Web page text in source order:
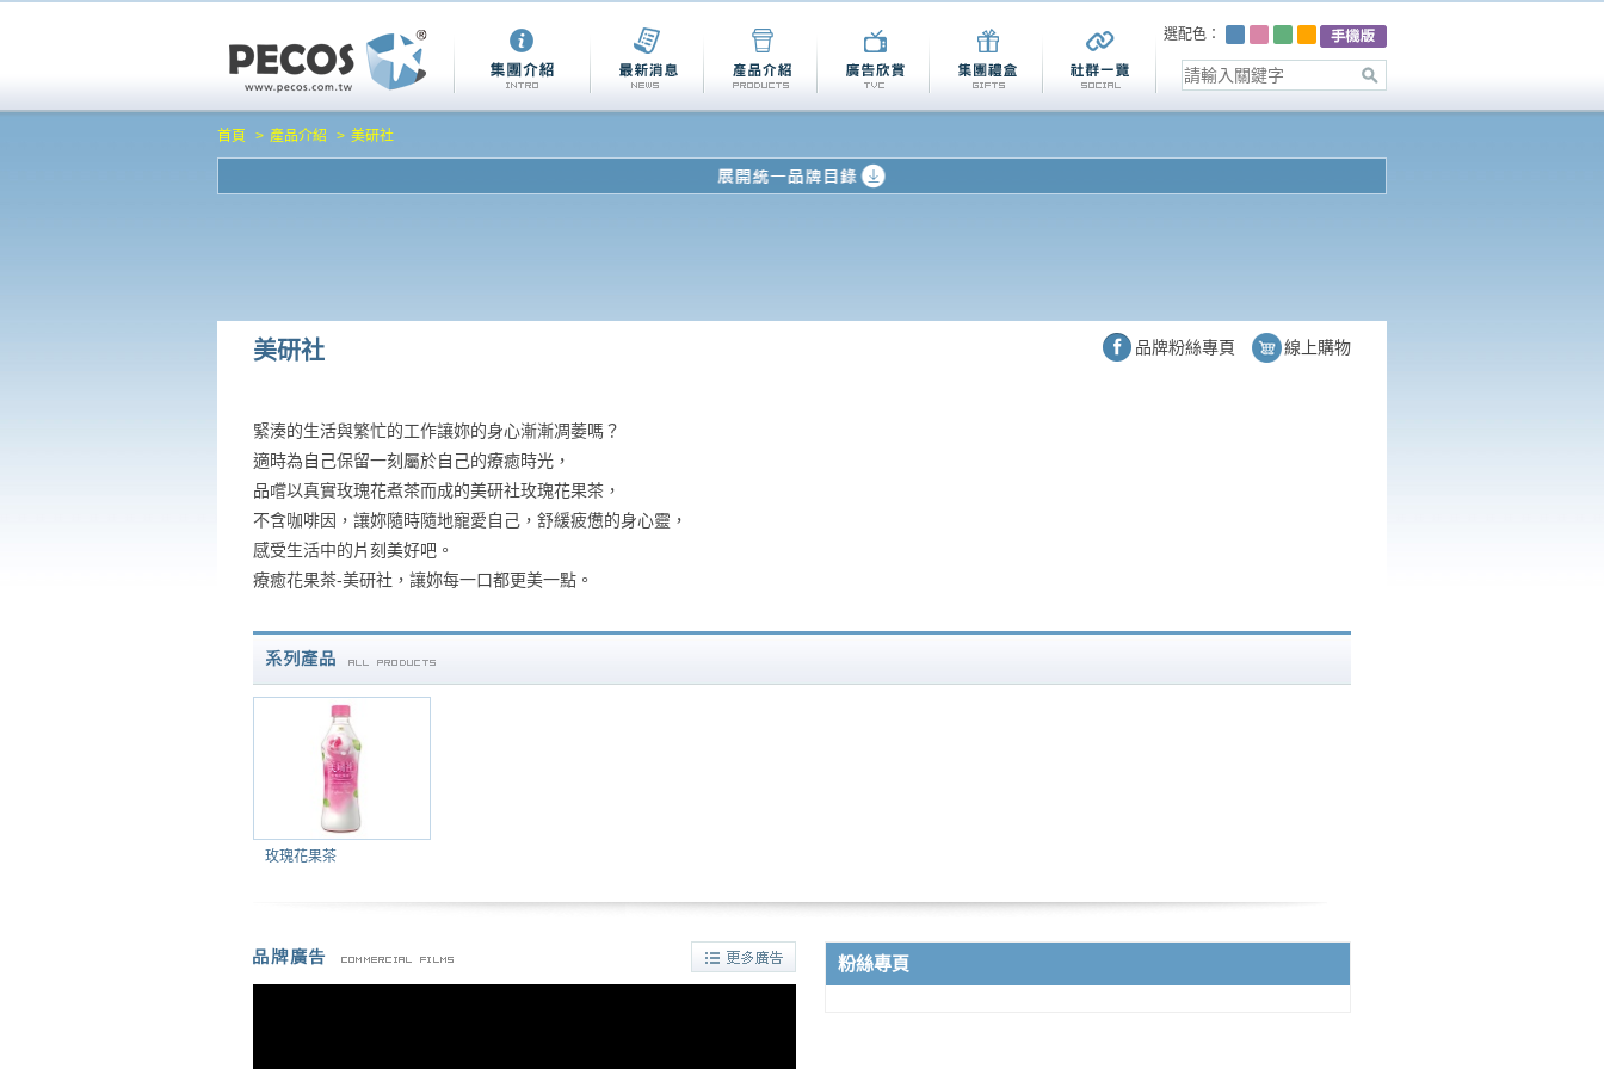
選配色：
首頁 產品介紹 美研社
美研社 品牌粉絲專頁 線上購物
緊湊的生活與繁忙的工作讓妳的身心漸漸凋萎嗎？
適時為自己保留一刻屬於自己的療癒時光，
品嚐以真實玫瑰花煮茶而成的美研社玫瑰花果茶，
不含咖啡因，讓妳隨時隨地寵愛自己，舒緩疲憊的身心靈，
感受生活中的片刻美好吧。
療癒花果茶-美研社，讓妳每一口都更美一點。
玫瑰花果茶
粉絲專頁